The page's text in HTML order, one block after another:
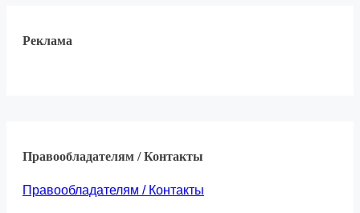
Реклама
Правообладателям / Контакты
Правообладателям / Контакты